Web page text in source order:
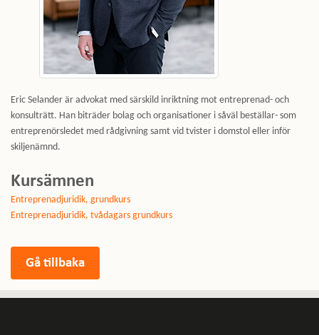
Eric Selander är advokat med särskild inriktning mot entreprenad- och
konsulträtt. Han biträder bolag och organisationer i såväl beställar- som
entreprenörsledet med rådgivning samt vid tvister i domstol eller inför
skiljenämnd.
Kursämnen
Entreprenadjuridik, grundkurs
Entreprenadjuridik, tvådagars grundkurs